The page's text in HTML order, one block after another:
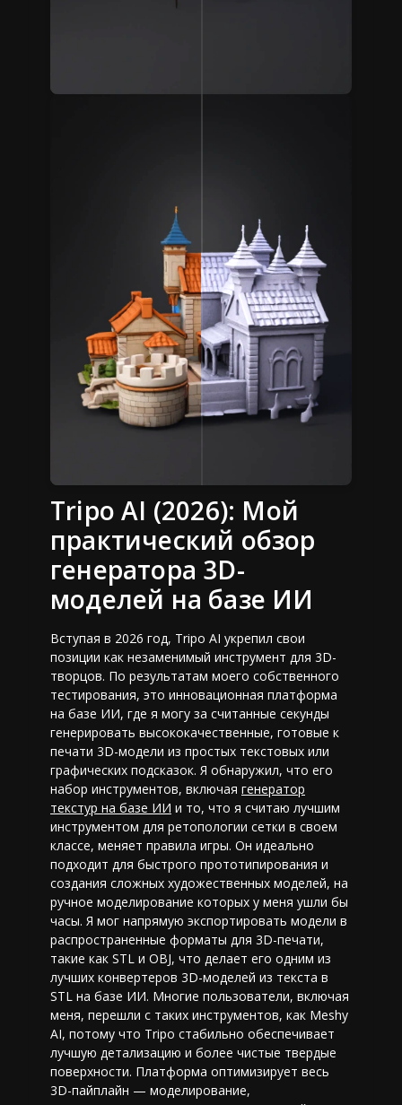
Tripo AI (2026): Мой
практический обзор
генератора 3D-
моделей на базе ИИ
Вступая в 2026 год, Tripo AI укрепил свои
позиции как незаменимый инструмент для 3D-
творцов. По результатам моего собственного
тестирования, это инновационная платформа
на базе ИИ, где я могу за считанные секунды
генерировать высококачественные, готовые к
печати 3D-модели из простых текстовых или
графических подсказок. Я обнаружил, что его
набор инструментов, включая генератор
текстур на базе ИИ и то, что я считаю лучшим
инструментом для ретопологии сетки в своем
классе, меняет правила игры. Он идеально
подходит для быстрого прототипирования и
создания сложных художественных моделей, на
ручное моделирование которых у меня ушли бы
часы. Я мог напрямую экспортировать модели в
распространенные форматы для 3D-печати,
такие как STL и OBJ, что делает его одним из
лучших конвертеров 3D-моделей из текста в
STL на базе ИИ. Многие пользователи, включая
меня, перешли с таких инструментов, как Meshy
AI, потому что Tripo стабильно обеспечивает
лучшую детализацию и более чистые твердые
поверхности. Платформа оптимизирует весь
3D-пайплайн — моделирование,